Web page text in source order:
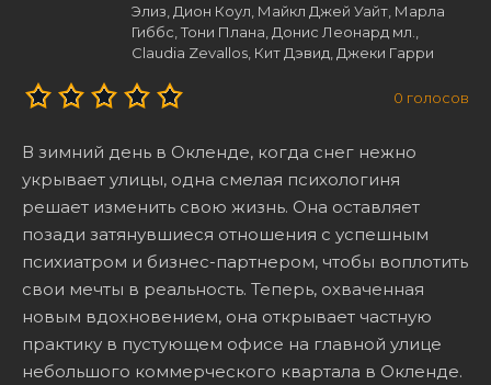
Элиз, Дион Коул, Майкл Джей Уайт, Марла
Гиббс, Тони Плана, Донис Леонард мл.,
Claudia Zevallos, Кит Дэвид, Джеки Гарри
0 голосов
В зимний день в Окленде, когда снег нежно
укрывает улицы, одна смелая психологиня
решает изменить свою жизнь. Она оставляет
позади затянувшиеся отношения с успешным
психиатром и бизнес-партнером, чтобы воплотить
свои мечты в реальность. Теперь, охваченная
новым вдохновением, она открывает частную
практику в пустующем офисе на главной улице
небольшого коммерческого квартала в Окленде.